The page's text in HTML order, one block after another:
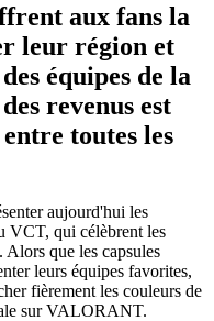
aux fans la
leur région et
équipes de la
revenus est
toutes les
aujourd'hui les
VCT, qui célèbrent les
que les capsules
leurs équipes favorites,
fièrement les couleurs de
sur VALORANT.